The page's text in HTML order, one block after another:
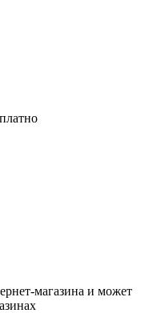
магазина и может